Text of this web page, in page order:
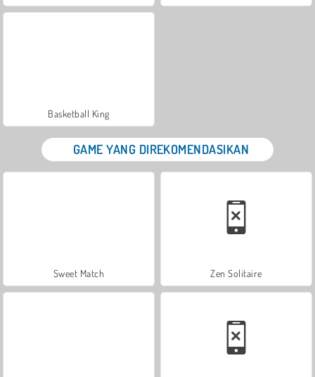
Basketball King
GAME YANG DIREKOMENDASIKAN
Sweet Match Zen Solitaire